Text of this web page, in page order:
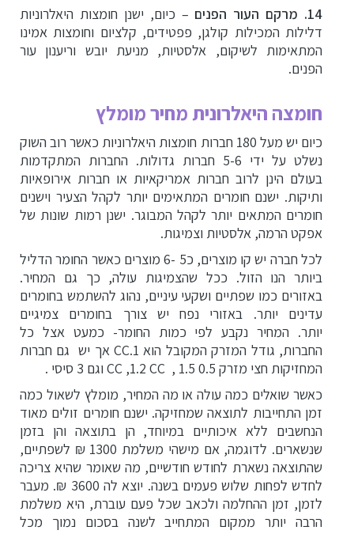
14. מרקם העור הפנים – כיום, ישנן חומצות היאלרוניות
דלילות המכילות קולגן, פפטידים, קלציום וחומצות אמינו
המתאימות לשיקום, אלסטיות, מניעת יובש וריענון עור
הפנים.
חומצה היאלרונית מחיר מומלץ
כיום יש מעל 180 חברות חומצות היאלרוניות כאשר רוב השוק
נשלט על ידי 5-6 חברות גדולות. החברות המתקדמות
בעולם הינן לרוב חברות אמריקאיות או חברות אירופאיות
ותיקות. ישנם חומרים המתאימים יותר לקהל הצעיר וישנים
חומרים המתאים יותר לקהל המבוגר. ישנן רמות שונות של
אפקט הרמה, אלסטיות וצמיגות.
לכל חברה יש קו מוצרים, כ5 -6 מוצרים כאשר החומר הדליל
ביותר הנו הזול. ככל שהצמיגות עולה, כך גם המחיר.
באזורים כמו שפתיים ושקעי עיניים, נהוג להשתמש בחומרים
עדינים יותר. באזורי נפח יש צורך בחומרים צמיגיים
יותר. המחיר נקבע לפי כמות החומר- כמעט אצל כל
החברות, גודל המזרק המקובל הוא 1.CC אך יש גם חברות
המחזיקות חצי מזרק 0.5 CC ,1.2 CC , 1.5 וגם 3 סיסי .
כאשר שואלים כמה עולה או מה המחיר, מומלץ לשאול כמה
זמן התחייבות לתוצאה שמחזיקה. ישנם חומרים זולים מאוד
הנחשבים ללא איכותיים במיוחד, הן בתוצאה והן בזמן
שנשארים. לדוגמה, אם מישהי משלמת 1300 ₪ לשפתיים,
שהתוצאה נשארת לחודש חודשיים, מה שאומר שהיא צריכה
לחדש לפחות שלוש פעמים בשנה. יוצא לה 3600 ₪. מעבר
לזמן, זמן ההחלמה ולכאב שכל פעם עוברת, היא משלמת
הרבה יותר ממקום המתחייב לשנה בסכום נמוך מכל